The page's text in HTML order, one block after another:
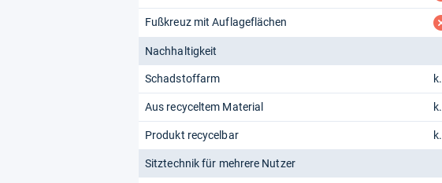
Fußkreuz mit Auflageflächen
Nachhaltigkeit
Schadstoffarm
Aus recyceltem Material
Produkt recycelbar
Sitztechnik für mehrere Nutzer